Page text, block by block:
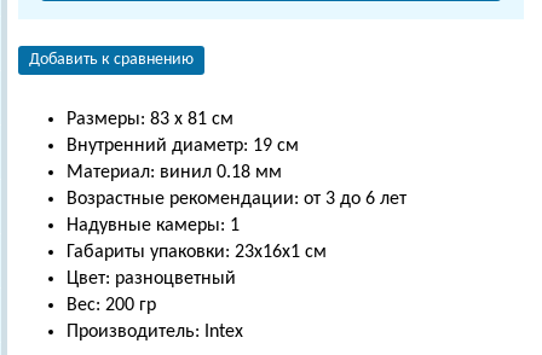
Добавить к сравнению
Размеры: 83 х 81 см
Внутренний диаметр: 19 см
Материал: винил 0.18 мм
Возрастные рекомендации: от 3 до 6 лет
Надувные камеры: 1
Габариты упаковки: 23х16х1 см
Цвет: разноцветный
Вес: 200 гр
Производитель: Intex